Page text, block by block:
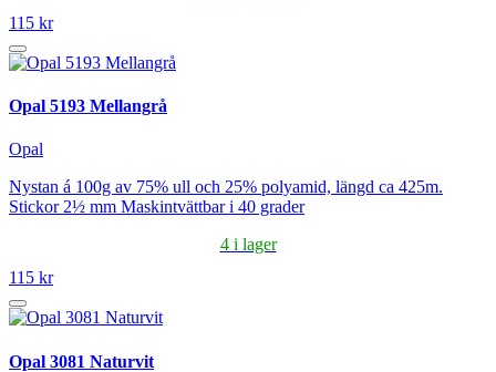
115 kr
Opal 5193 Mellangrå
Opal
Nystan á 100g av 75% ull och 25% polyamid, längd ca 425m.
Stickor 2½ mm Maskintvättbar i 40 grader
4 i lager
115 kr
Opal 3081 Naturvit